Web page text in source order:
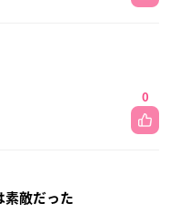
0
素敵だった